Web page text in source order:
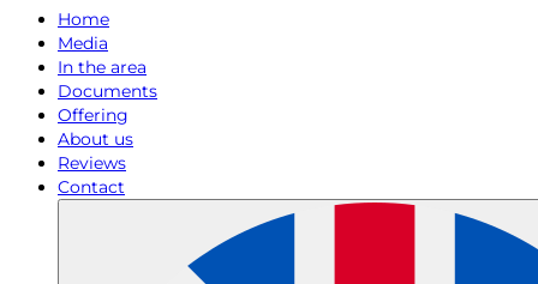
Home
Media
In the area
Documents
Offering
About us
Reviews
Contact